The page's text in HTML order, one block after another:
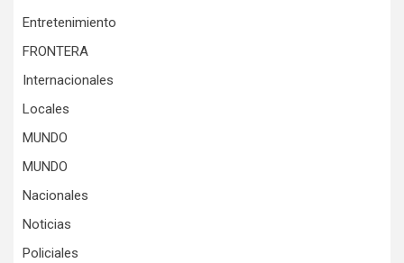
Entretenimiento
FRONTERA
Internacionales
Locales
MUNDO
MUNDO
Nacionales
Noticias
Policiales